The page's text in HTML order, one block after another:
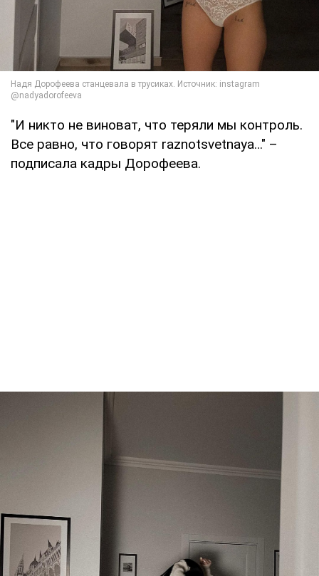
"И никто не виноват, что теряли мы контроль.
Все равно, что говорят raznotsvetnaya…" –
подписала кадры Дорофеева.